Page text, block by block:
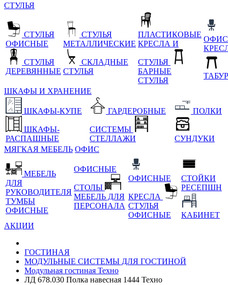
СТУЛЬЯ
СТУЛЬЯ
ОФИСНЫЕ
СТУЛЬЯ
ДЕРЕВЯННЫЕ
СТУЛЬЯ
МЕТАЛЛИЧЕСКИЕ
СКЛАДНЫЕ
СТУЛЬЯ
ПЛАСТИКОВЫЕ
КРЕСЛА И
СТУЛЬЯ
БАРНЫЕ
СТУЛЬЯ
ШКАФЫ И ХРАНЕНИЕ
ШКАФЫ-КУПЕ
ШКАФЫ-
РАСПАШНЫЕ
ГАРДЕРОБНЫЕ
СИСТЕМЫ
СТЕЛЛАЖИ
ПОЛКИ
СУНДУКИ
МЯГКАЯ МЕБЕЛЬ ОФИС
МЕБЕЛЬ
ДЛЯ
РУКОВОДИТЕЛЯ
ТУМБЫ
ОФИСНЫЕ
ОФИСНЫЕ
СТОЛЫ
МЕБЕЛЬ ДЛЯ
ПЕРСОНАЛА
ОФИСНЫЕ
КРЕСЛА
СТУЛЬЯ
ОФИСНЫЕ
СТОЙКИ
РЕСЕПШН
КАБИНЕТ
АКЦИИ
ГОСТИНАЯ
МОДУЛЬНЫЕ СИСТЕМЫ ДЛЯ ГОСТИНОЙ
Модульная гостиная Техно
ЛД 678.030 Полка навесная 1444 Техно